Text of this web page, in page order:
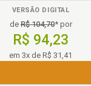
VERSÃO DIGITAL
deR$ 104,70* por
R$ 94,23
em 3x de R$ 31,41